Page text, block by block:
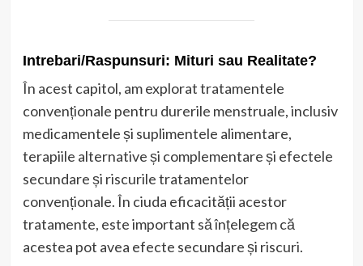
Intrebari/Raspunsuri: Mituri sau Realitate?
În acest capitol, am explorat tratamentele
convenționale pentru durerile menstruale, inclusiv
medicamentele și suplimentele alimentare,
terapiile alternative și complementare și efectele
secundare și riscurile tratamentelor
convenționale. În ciuda eficacității acestor
tratamente, este important să înțelegem că
acestea pot avea efecte secundare și riscuri.